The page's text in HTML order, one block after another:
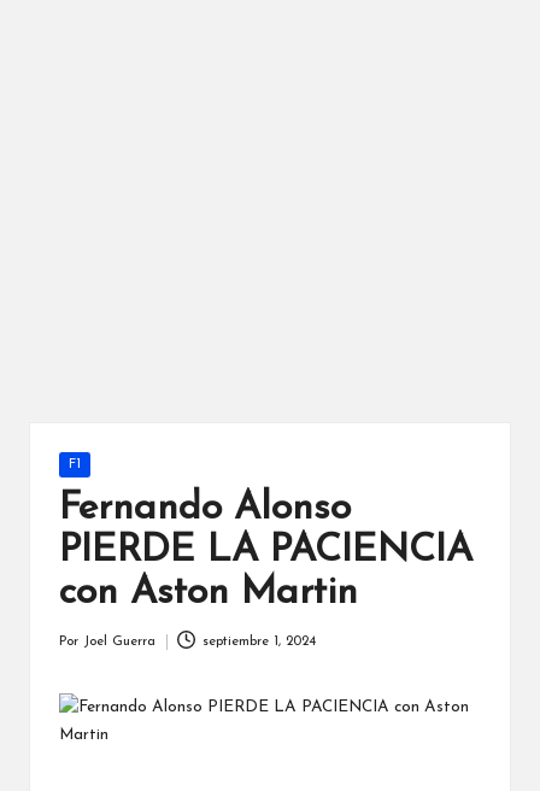
Publicada
en
F1
Fernando Alonso
PIERDE LA PACIENCIA
con Aston Martin
Por Joel Guerra septiembre 1, 2024